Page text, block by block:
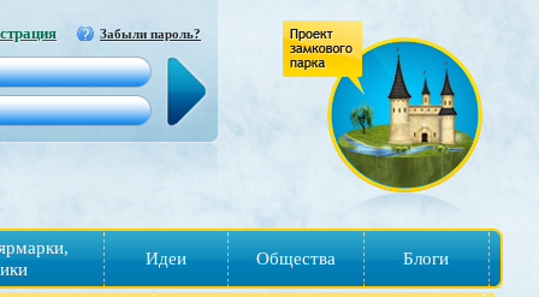
Забыли пароль?
Идеи Общества Блоги